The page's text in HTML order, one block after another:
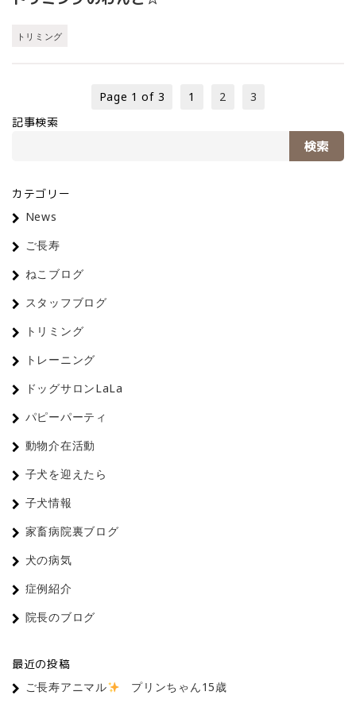
トリミング
Page 1 of 3 1 2
3
記事検索
検索
カテゴリー
News
ご長寿
ねこブログ
スタッフブログ
トリミング
トレーニング
ドッグサロンLaLa
パピーパーティ
動物介在活動
子犬を迎えたら
子犬情報
家畜病院裏ブログ
犬の病気
症例紹介
院長のブログ
最近の投稿
ご長寿アニマル
プリンちゃん15歳